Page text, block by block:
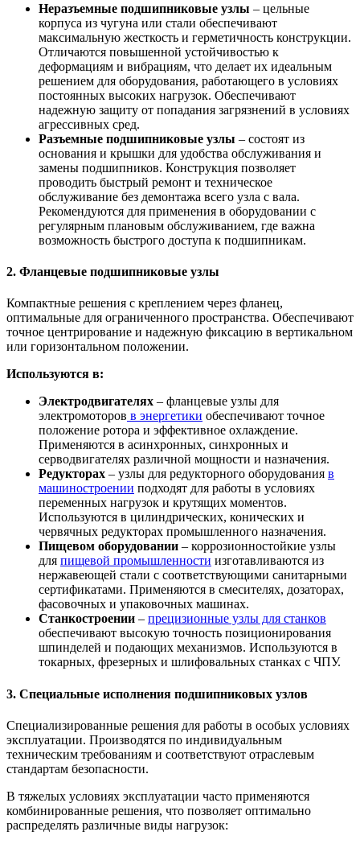
Неразъемные подшипниковые узлы – цельные
корпуса из чугуна или стали обеспечивают
максимальную жесткость и герметичность конструкции.
Отличаются повышенной устойчивостью к
деформациям и вибрациям, что делает их идеальным
решением для оборудования, работающего в условиях
постоянных высоких нагрузок. Обеспечивают
надежную защиту от попадания загрязнений в условиях
агрессивных сред.
Разъемные подшипниковые узлы – состоят из
основания и крышки для удобства обслуживания и
замены подшипников. Конструкция позволяет
проводить быстрый ремонт и техническое
обслуживание без демонтажа всего узла с вала.
Рекомендуются для применения в оборудовании с
регулярным плановым обслуживанием, где важна
возможность быстрого доступа к подшипникам.
2. Фланцевые подшипниковые узлы
Компактные решения с креплением через фланец,
оптимальные для ограниченного пространства. Обеспечивают
точное центрирование и надежную фиксацию в вертикальном
или горизонтальном положении.
Используются в:
Электродвигателях – фланцевые узлы для
электромоторов в энергетики обеспечивают точное
положение ротора и эффективное охлаждение.
Применяются в асинхронных, синхронных и
серводвигателях различной мощности и назначения.
Редукторах – узлы для редукторного оборудования в
машиностроении подходят для работы в условиях
переменных нагрузок и крутящих моментов.
Используются в цилиндрических, конических и
червячных редукторах промышленного назначения.
Пищевом оборудовании – коррозионностойкие узлы
для пищевой промышленности изготавливаются из
нержавеющей стали с соответствующими санитарными
сертификатами. Применяются в смесителях, дозаторах,
фасовочных и упаковочных машинах.
Станкостроении – прецизионные узлы для станков
обеспечивают высокую точность позиционирования
шпинделей и подающих механизмов. Используются в
токарных, фрезерных и шлифовальных станках с ЧПУ.
3. Специальные исполнения подшипниковых узлов
Специализированные решения для работы в особых условиях
эксплуатации. Производятся по индивидуальным
техническим требованиям и соответствуют отраслевым
стандартам безопасности.
В тяжелых условиях эксплуатации часто применяются
комбинированные решения, что позволяет оптимально
распределять различные виды нагрузок: